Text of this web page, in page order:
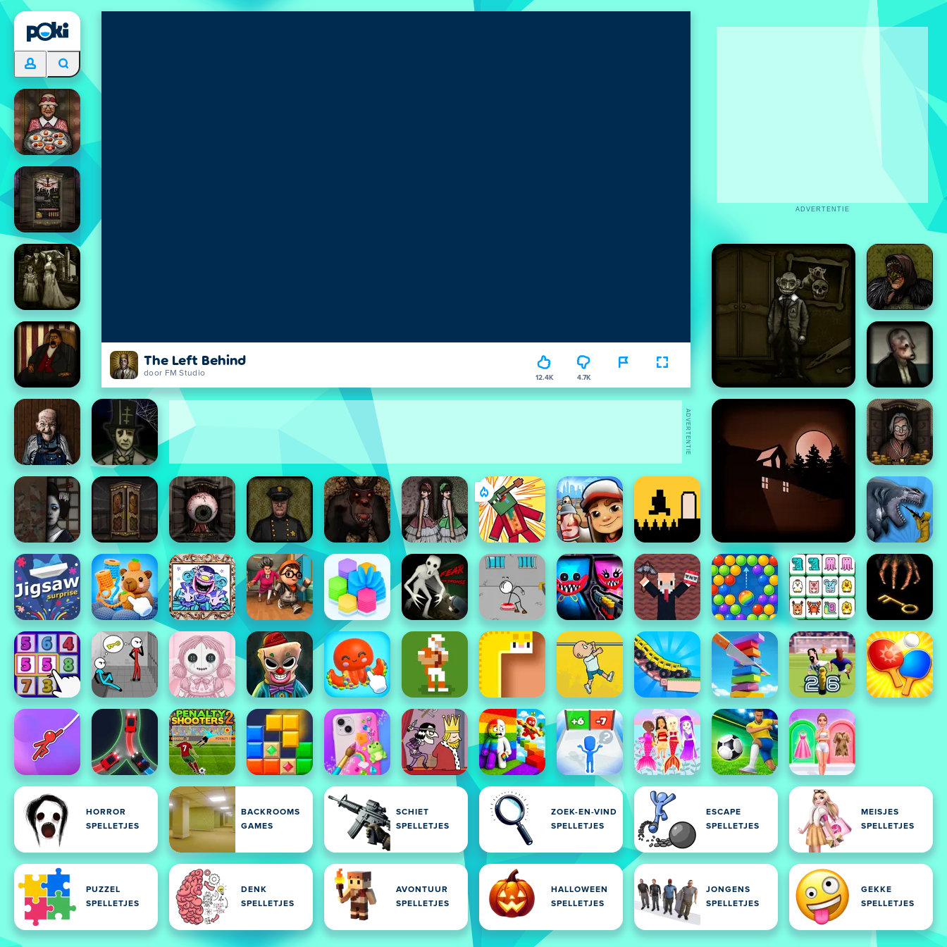
The Left Behind
door FM Studio 12.4K 4.7K
HORROR
SPELLETJES
BACKROOMS
GAMES
SCHIET
SPELLETJES
ZOEK-EN-VIND
SPELLETJES
ESCAPE
SPELLETJES
MEISJES
SPELLETJES
PUZZEL
SPELLETJES
DENK
SPELLETJES
AVONTUUR
SPELLETJES
HALLOWEEN
SPELLETJES
JONGENS
SPELLETJES
GEKKE
SPELLETJES
ADVERTENTIE
ADVERTENTIE